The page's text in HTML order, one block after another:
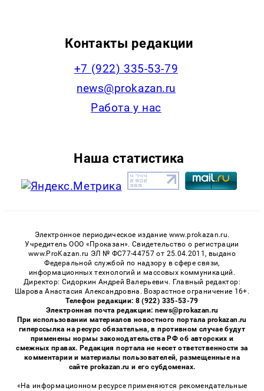
Контакты редакции
+7 (922) 335-53-79
news@prokazan.ru
Работа у нас
Наша статистика
Электронное периодическое издание www.prokazan.ru.
Учредитель ООО «Проказан». Cвидетельство о регистрации
www.ProKazan.ru ЭЛ № ФС77-44757 от 25.04.2011, выдано
Федеральной службой по надзору в сфере связи,
информационных технологий и массовых коммуникаций.
Директор: Сидоркин Андрей Валерьевич. Главный редактор:
Шарова Анастасия Александровна. Возрастное ограничение 16+.
Телефон редакции: 8 (922) 335-53-79
Электронная почта редакции: news@prokazan.ru
При использовании материалов новостного портала prokazan.ru
гиперссылка на ресурс обязательна, в противном случае будут
применены нормы законодательства РФ об авторских и
смежных правах. Редакция портала не несет ответственности за
комментарии и материалы пользователей, размещенные на
сайте prokazan.ru и его субдоменах.
«На информационном ресурсе применяются рекомендательные